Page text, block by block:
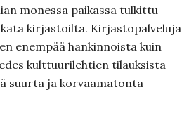
monessa paikassa tulkittu
kirjastoilta. Kirjas­topalveluja
enempää hankinnoista kuin
kulttuurilehtien tilauksista
suurta ja korvaamatonta